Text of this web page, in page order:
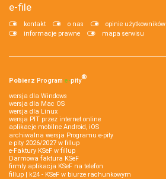
e-file
kontakt o nas opinie użytkowników
informacje prawne
mapa serwisu
Pobierz Program e‑pity®
wersja dla Windows
wersja dla Mac OS
wersja dla Linux
wersja PIT przez internet online
aplikacje mobilne Android, iOS
archiwalna wersja Programu e-pity
e-pity 2026/2027 w fillup
e‑Faktury KSeF w fillup
Darmowa faktura KSeF
firmly aplikacja KSeF na telefon
fillup | k24 - KSeF w biurze rachunkowym